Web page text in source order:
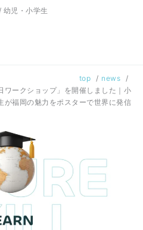
幼児・小学生
top
news
ワークショップ」を開催しました｜小
が福岡の魅力をポスターで世界に発信